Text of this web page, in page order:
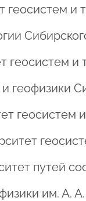
геосистем и
геосистем и
геофизики
геосистем
путей
им. А.